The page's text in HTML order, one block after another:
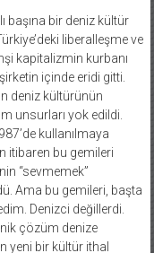
liberalleşme ve
kapitalizmin kurbanı
içinde eridi gitti.
deniz kültürünün
unsurları yok edildi.
kullanılmaya
itibaren bu gemileri
“sevmemek”
Ama bu gemileri, başta
Denizci değillerdi.
çözüm denize
yeni bir kültür ithal